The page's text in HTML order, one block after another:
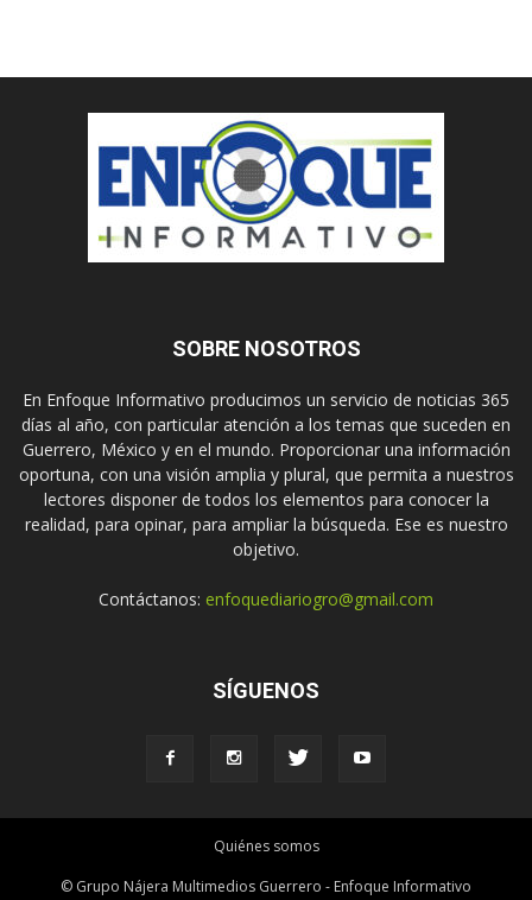
SOBRE NOSOTROS
En Enfoque Informativo producimos un servicio de noticias 365
días al año, con particular atención a los temas que suceden en
Guerrero, México y en el mundo. Proporcionar una información
oportuna, con una visión amplia y plural, que permita a nuestros
lectores disponer de todos los elementos para conocer la
realidad, para opinar, para ampliar la búsqueda. Ese es nuestro
objetivo.
Contáctanos: enfoquediariogro@gmail.com
SÍGUENOS
Quiénes somos
© Grupo Nájera Multimedios Guerrero - Enfoque Informativo